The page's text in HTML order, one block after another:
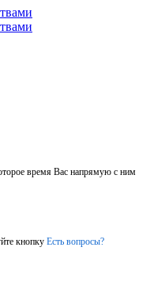
время Вас напрямую с ним
кнопку Есть вопросы?